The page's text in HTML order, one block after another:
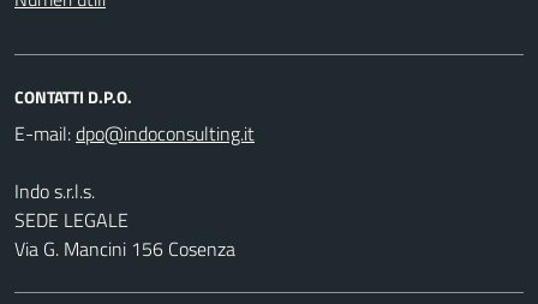
CONTATTI D.P.O.
E-mail:
Indo s.r.l.s.
SEDE LEGALE
Via G. Mancini 156 Cosenza